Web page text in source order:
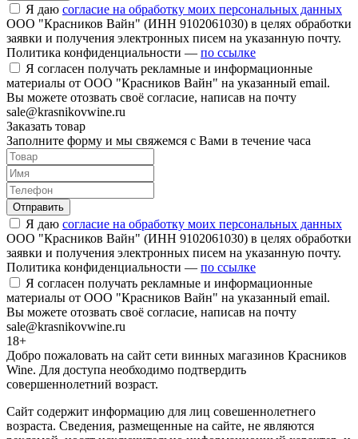
Я даю согласие на обработку моих персональных данных
ООО "Красников Вайн" (ИНН 9102061030) в целях обработки
заявки и получения электронных писем на указанную почту.
Политика конфиденциальности — по ссылке
Я согласен получать рекламные и информационные
материалы от ООО "Красников Вайн" на указанный email.
Вы можете отозвать своё согласие, написав на почту
sale@krasnikovwine.ru
Заказать товар
Заполните форму и мы свяжемся с Вами в течение часа
Отправить
Я даю согласие на обработку моих персональных данных
ООО "Красников Вайн" (ИНН 9102061030) в целях обработки
заявки и получения электронных писем на указанную почту.
Политика конфиденциальности — по ссылке
Я согласен получать рекламные и информационные
материалы от ООО "Красников Вайн" на указанный email.
Вы можете отозвать своё согласие, написав на почту
sale@krasnikovwine.ru
18+
Добро пожаловать на сайт сети винных магазинов Красников
Wine. Для доступа необходимо подтвердить
совершеннолетний возраст.
Сайт содержит информацию для лиц совешеннолетнего
возраста. Сведения, размещенные на сайте, не являются